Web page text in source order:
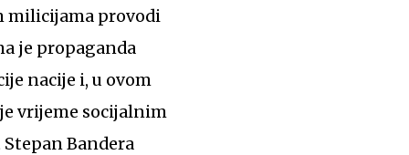
milicijama provodi
je propaganda
nacije i, u ovom
vrijeme socijalnim
Bandera